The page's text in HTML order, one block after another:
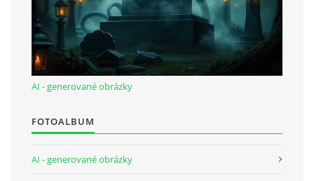
AI - generované obrázky
FOTOALBUM
AI - generované obrázky